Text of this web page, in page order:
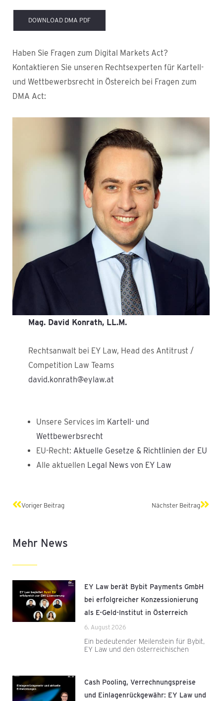
DOWNLOAD DMA PDF
Haben Sie Fragen zum Digital Markets Act?
Kontaktieren Sie unseren Rechtsexperten für Kartell-
und Wettbewerbsrecht in Östereich bei Fragen zum
DMA Act:
Mag. David Konrath, LL.M.
Rechtsanwalt bei EY Law, Head des Antitrust /
Competition Law Teams
david.konrath@eylaw.at
Unsere Services im Kartell- und
Wettbewerbsrecht
EU-Recht: Aktuelle Gesetze & Richtlinien der EU
Alle aktuellen Legal News von EY Law
Zurück
Voriger Beitrag Nächster Beitrag
Mehr News
EY Law berät Bybit Payments GmbH
bei erfolgreicher Konzessionierung
als E-Geld-Institut in Österreich
6. August 2026
Ein bedeutender Meilenstein für Bybit,
EY Law und den österreichischen
Cash Pooling, Verrechnungspreise
und Einlagenrückgewähr: EY Law und